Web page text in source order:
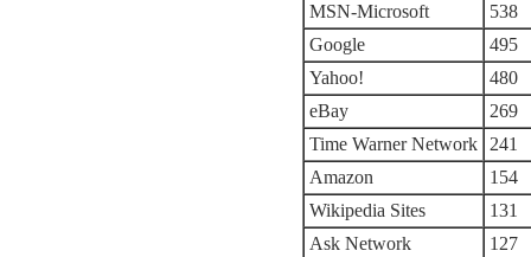
MSN-Microsoft
538
Google
495
Yahoo!
480
eBay
269
Time Warner Network
241
Amazon
154
Wikipedia Sites
131
Ask Network
127